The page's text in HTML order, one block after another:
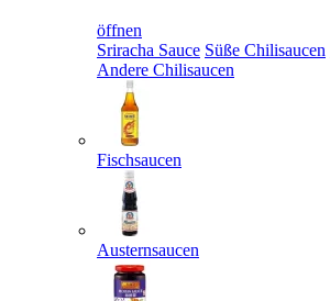
öffnen
Sriracha Sauce Süße Chilisaucen
Andere Chilisaucen
Fischsaucen
Austernsaucen